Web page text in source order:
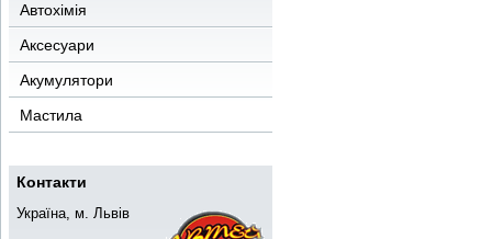
Автохімія
Аксесуари
Акумулятори
Мастила
Контакти
Україна, м. Львів